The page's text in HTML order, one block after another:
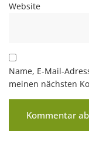
Website
Name, E-Mail-
meinen nächsten